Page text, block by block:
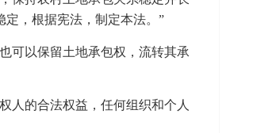
，根据宪法，制定本法。”
可以保留土地承包权，流转其承
人的合法权益，任何组织和个人